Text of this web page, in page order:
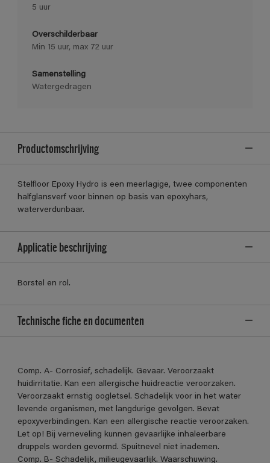
5 uur
Overschilderbaar
Min 15 uur, max 72 uur
Samenstelling
Watergedragen
Productomschrijving
Stelfloor Epoxy Hydro is een meerlagige, twee componenten
halfglansverf voor binnen op basis van epoxyhars,
waterverdunbaar.
Applicatie beschrijving
Borstel en rol.
Technische fiche en documenten
Comp. A- Corrosief, schadelijk. Gevaar. Veroorzaakt
huidirritatie. Kan een allergische huidreactie veroorzaken.
Veroorzaakt ernstig oogletsel. Schadelijk voor in het water
levende organismen, met langdurige gevolgen. Bevat
epoxyverbindingen. Kan een allergische reactie veroorzaken.
Let op! Bij verneveling kunnen gevaarlijke inhaleerbare
druppels worden gevormd. Spuitnevel niet inademen.
Comp. B- Schadelijk, milieugevaarlijk. Waarschuwing.